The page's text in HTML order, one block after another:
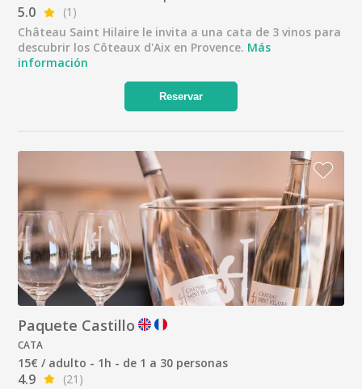
5.0
(1)
Château Saint Hilaire le invita a una cata de 3 vinos para
descubrir los Côteaux d'Aix en Provence. Más
información
Reservar
Paquete Castillo
CATA
15€ / adulto - 1h - de 1 a 30 personas
4.9
(21)